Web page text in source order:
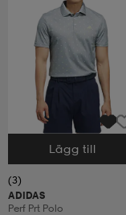
Välj storlek
Lägg till
(3)
ADIDAS
Perf Prt Polo